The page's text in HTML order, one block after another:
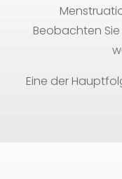
Beobachten
Eine der